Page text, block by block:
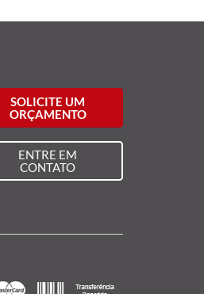
SOLICITE UM
ORÇAMENTO
ENTRE EM
CONTATO